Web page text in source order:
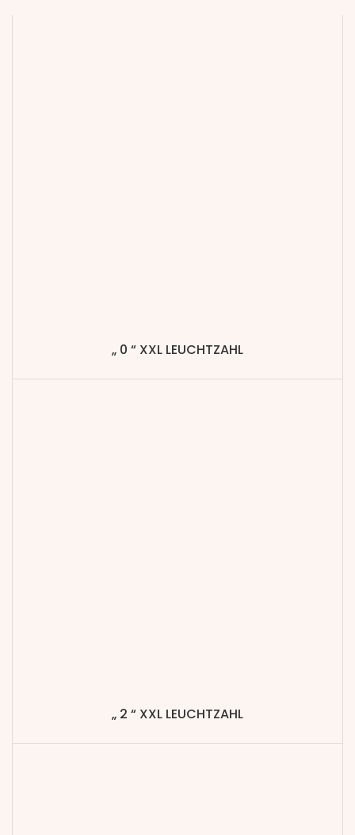
„ 0 “ XXL LEUCHTZAHL
„ 2 “ XXL LEUCHTZAHL